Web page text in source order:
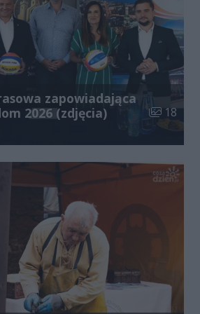
zapowiadająca
2026 (zdjęcia)
Liczba
18